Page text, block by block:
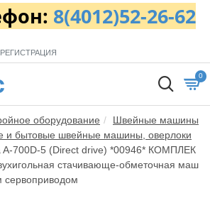
8(4012)52-26-62
РЕГИСТРАЦИЯ
0
оборудование
Швейные машины
бытовые швейные машины, оверлоки
A-700D-5 (Direct drive) *00946* КОМПЛЕК
стачивающе-обметочная маш
сервоприводом